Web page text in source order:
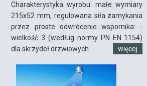
Charakterystyka wyrobu: małe wymiary
215x52 mm, regulowana siła zamykania
przez proste odwrócenie wspornika: -
wielkość 3 (według normy PN EN 1154)
dla skrzydeł drzwiowych ...
więcej